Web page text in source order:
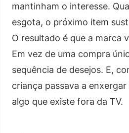
mantinham o interesse.
esgota, o próximo item
O resultado é que a marca
Em vez de uma compra
sequência de desejos. E,
criança passava a
algo que existe fora da TV.